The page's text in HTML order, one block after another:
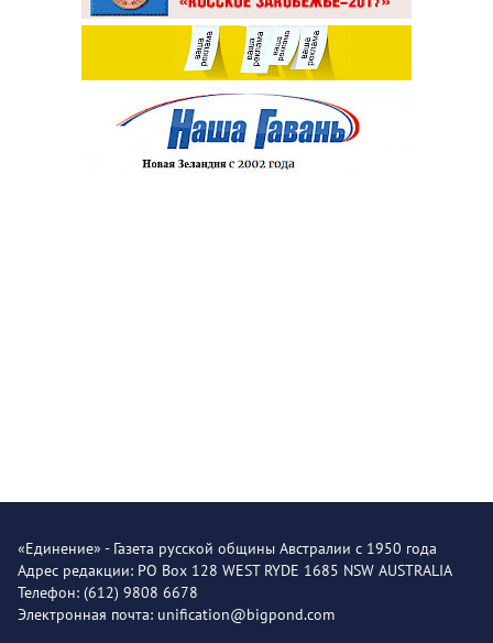
«Единение» - Газета русской общины Австралии с 1950 года
Адрес редакции: PO Box 128 WEST RYDE 1685 NSW AUSTRALIA
Телефон: (612) 9808 6678
Электронная почта: unification@bigpond.com